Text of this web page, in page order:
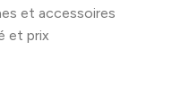
et accessoires
et prix